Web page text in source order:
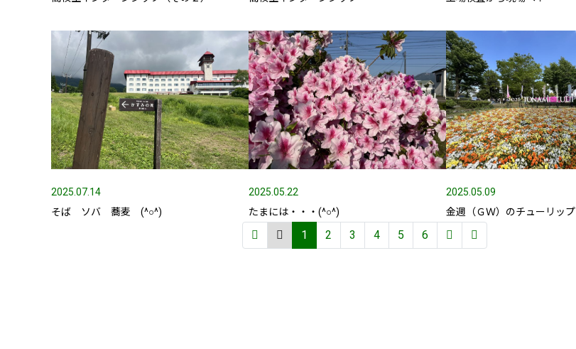
2025.07.14
そば ソバ 蕎麦 (^○^)
2025.05.22
たまには・・・(^○^)
2025.05.09
金週（ＧＷ）のチューリップ
1 2 3 4 5 6